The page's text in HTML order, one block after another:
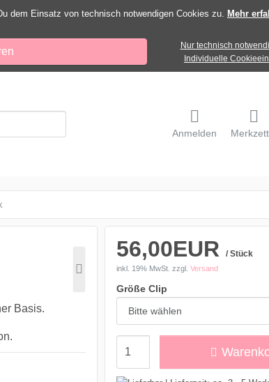
dem Einsatz von technisch notwendigen Cookies zu. Mehr
Nur technisch
Individuelle
Anmelden
Basis.
56,00EUR / Stück
inkl. 19% MwSt. zzgl. Versand
Größe Clip